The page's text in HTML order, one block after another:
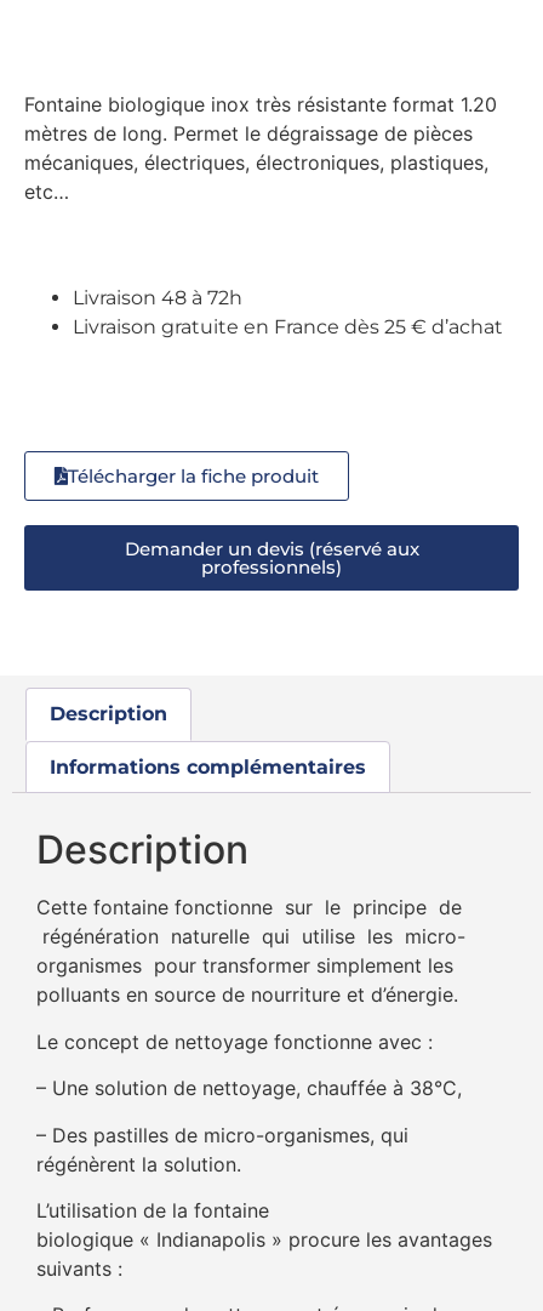
Fontaine biologique inox très résistante format 1.20
mètres de long. Permet le dégraissage de pièces
mécaniques, électriques, électroniques, plastiques,
etc…
Livraison 48 à 72h
Livraison gratuite en France dès 25 € d’achat
Télécharger la fiche produit
Demander un devis (réservé aux
professionnels)
Description
Informations complémentaires
Description
Cette fontaine fonctionne sur le principe de
régénération naturelle qui utilise les micro-
organismes pour transformer simplement les
polluants en source de nourriture et d’énergie.
Le concept de nettoyage fonctionne avec :
– Une solution de nettoyage, chauffée à 38°C,
– Des pastilles de micro-organismes, qui
régénèrent la solution.
L’utilisation de la fontaine
biologique « Indianapolis » procure les avantages
suivants :